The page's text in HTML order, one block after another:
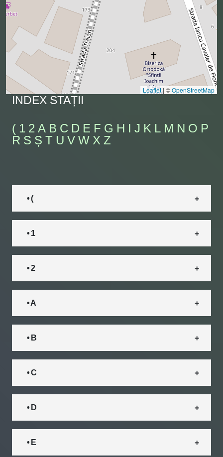
Leaflet | ©OpenStreetMap
INDEX STAȚII
( 1 2 A B C D E F G H I J K L M N O P
R S Ș T U V W X Z
• (
• 1
• 2
• A
• B
• C
• D
• E